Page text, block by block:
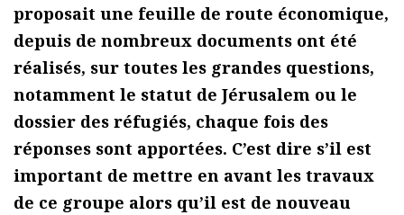
proposait une feuille de route économique,
depuis de nombreux documents ont été
réalisés, sur toutes les grandes questions,
notamment le statut de Jérusalem ou le
dossier des réfugiés, chaque fois des
réponses sont apportées. C’est dire s’il est
important de mettre en avant les travaux
de ce groupe alors qu’il est de nouveau